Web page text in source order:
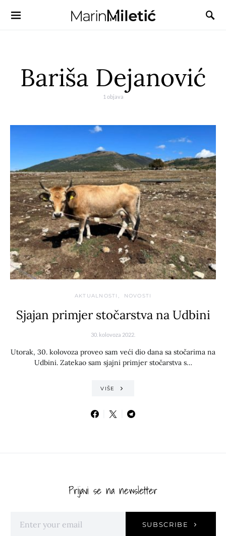
Bariša Dejanović
1 objava
AKTUALNOSTI NOVOSTI
Sjajan primjer stočarstva na Udbini
30. kolovoza 2022.
Utorak, 30. kolovoza proveo sam veći dio dana sa stočarima na
Udbini. Zatekao sam sjajni primjer stočarstva s…
VIŠE
Prijavi se na newsletter
SUBSCRIBE